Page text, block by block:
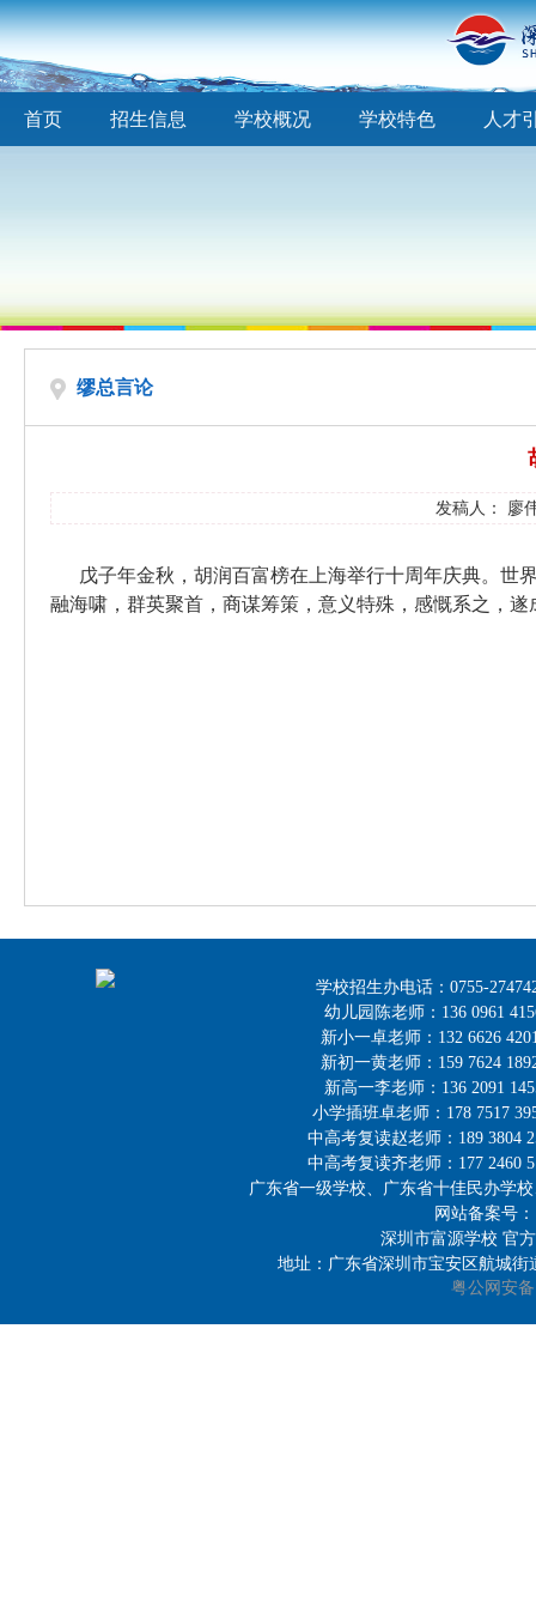
首页 招生信息 学校概况 学校特色 人才
缪总言论
发稿人：
戊子年金秋，胡润百富榜在上海举行十周年庆典。世
融海啸，群英聚首，商谋筹策，意义特殊，感慨系之，
学校招生办电话：0755-
幼儿园陈老师：136 0961
新小一卓老师：132 6626
新初一黄老师：159 7624
新高一李老师：136 2091
小学插班卓老师：178 7517
中高考复读赵老师：189 3804
中高考复读齐老师：177 2460
广东省一级学校、广东省十佳民办学
网站备案号
深圳市富源学校 官
地址：广东省深圳市宝安区航城街
粤公网安备